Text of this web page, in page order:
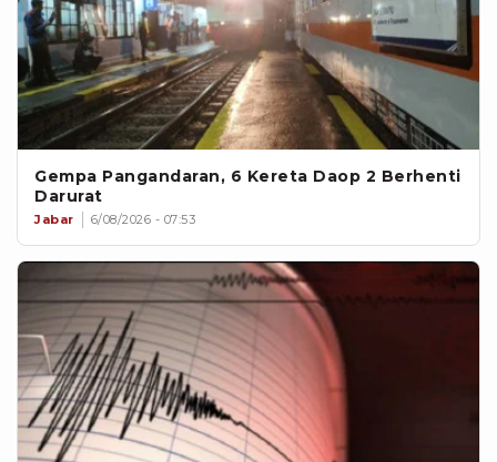
Gempa Pangandaran, 6 Kereta Daop 2 Berhenti
Darurat
Jabar 6/08/2026 - 07:53